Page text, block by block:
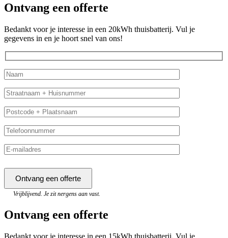
Ontvang een offerte
Bedankt voor je interesse in een 20kWh thuisbatterij. Vul je
gegevens in en je hoort snel van ons!
Vrijblijvend. Je zit nergens aan vast.
Ontvang een offerte
Bedankt voor je interesse in een 15kWh thuisbatterij. Vul je